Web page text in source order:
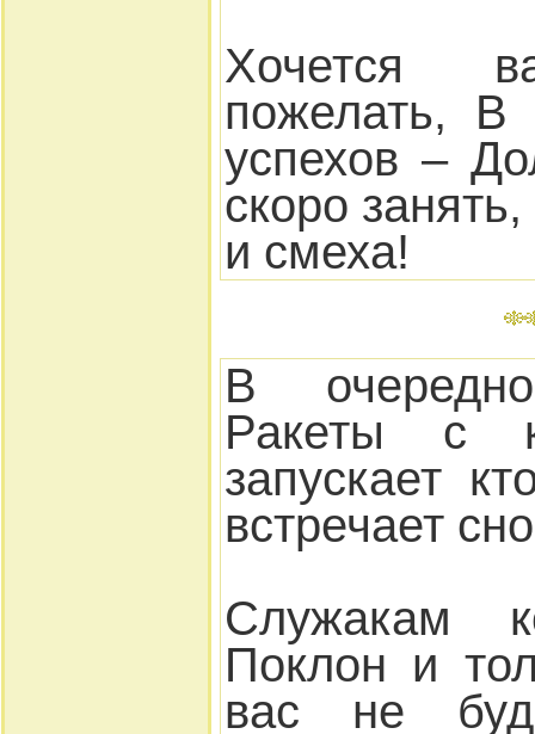
Хочется
пожелать, В
успехов –
скоро
и смеха!
В
Ракеты с
запускает
встречает
Служакам
Поклон и
вас не